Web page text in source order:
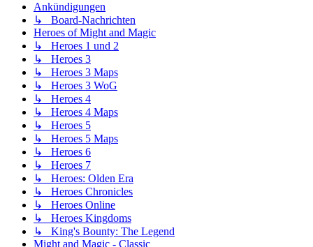
Ankündigungen
↳ Board-Nachrichten
Heroes of Might and Magic
↳ Heroes 1 und 2
↳ Heroes 3
↳ Heroes 3 Maps
↳ Heroes 3 WoG
↳ Heroes 4
↳ Heroes 4 Maps
↳ Heroes 5
↳ Heroes 5 Maps
↳ Heroes 6
↳ Heroes 7
↳ Heroes: Olden Era
↳ Heroes Chronicles
↳ Heroes Online
↳ Heroes Kingdoms
↳ King's Bounty: The Legend
Might and Magic - Classic